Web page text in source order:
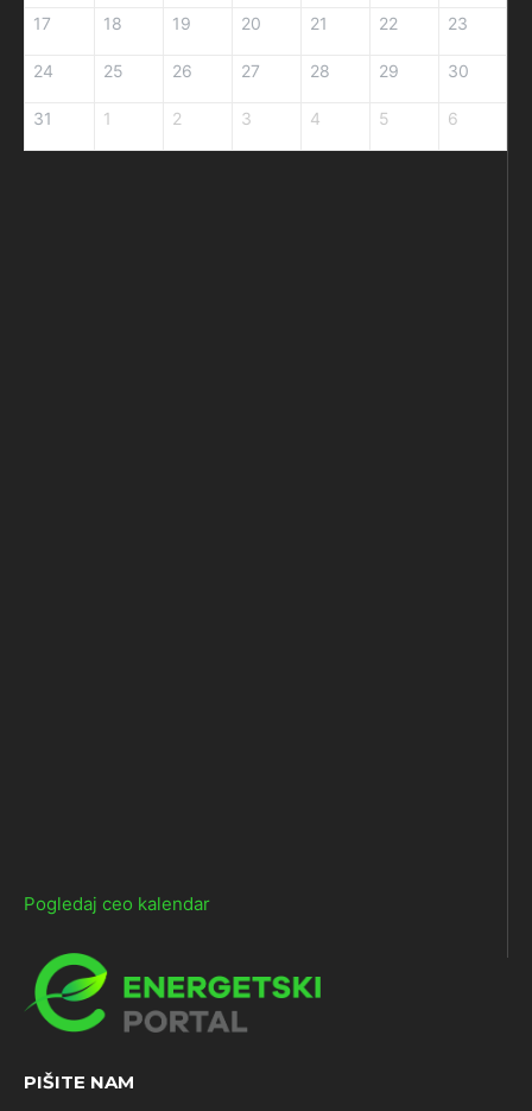
17 18 19 20 21 22 23
24 25 26 27 28 29 30
31 1 2 3 4 5 6
Pogledaj ceo kalendar
PIŠITE NAM